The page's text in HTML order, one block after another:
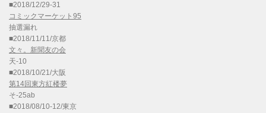
■2018/12/29-31
コミックマーケット95
抽選漏れ
■2018/11/11/京都
文々。新聞友の会
天-10
■2018/10/21/大阪
第14回東方紅楼夢
そ-25ab
■2018/08/10-12/東京